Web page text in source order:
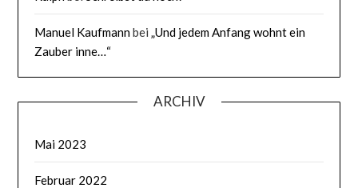
Manuel Kaufmannbei„Und jedem Anfang wohnt ein
Zauber inne…“
ARCHIV
Mai 2023
Februar 2022